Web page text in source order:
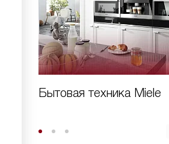
Бытовая техника Miele